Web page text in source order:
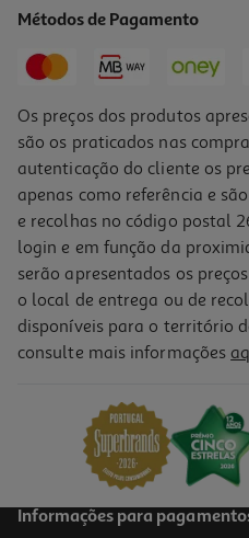
Métodos de Pagamento
Os preços dos produtos
são os praticados nas
autenticação do cliente os
apenas como referência e
e recolhas no código postal
login e em função da
serão apresentados os
o local de entrega ou de
disponíveis para o território
consulte mais informações
Informações para